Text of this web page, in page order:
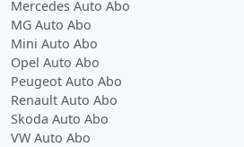
Mercedes Auto Abo
MG Auto Abo
Mini Auto Abo
Opel Auto Abo
Peugeot Auto Abo
Renault Auto Abo
Skoda Auto Abo
VW Auto Abo